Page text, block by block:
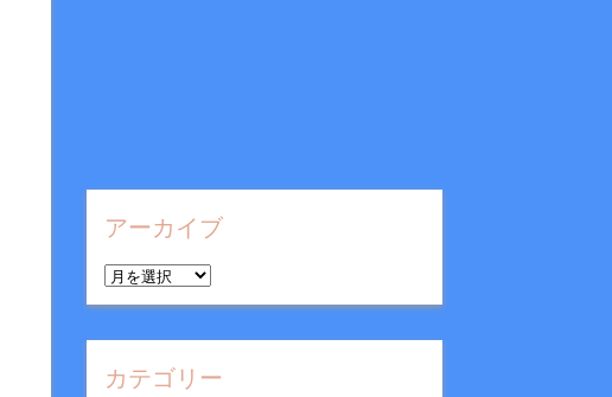
アーカイブ
ア
ー
カ
イ
カテゴリー